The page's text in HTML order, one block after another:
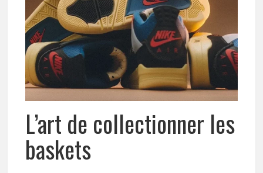
L’art de collectionner les
baskets